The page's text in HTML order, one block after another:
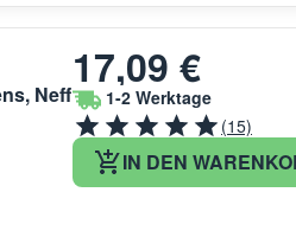
Neff
17,09 €
1-2 Werktage
(15)
IN DEN